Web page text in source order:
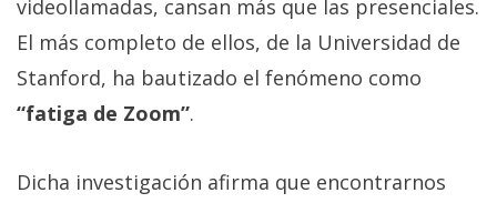
/
Sobre
nosotros
/
Publicidad
Cambiar
videollamadas, cansan más que las presenciales.
El más completo de ellos, de la Universidad de
Stanford, ha bautizado el fenómeno como
“fatiga de Zoom”.
Dicha investigación afirma que encontrarnos